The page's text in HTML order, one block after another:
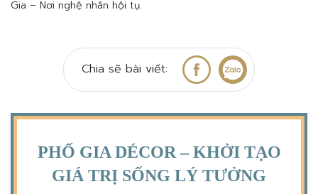
Gia – Nơi nghệ nhân hội tụ.
Chia sẽ bài viết:
PHỐ GIA DÉCOR – KHỞI TẠO
GIÁ TRỊ SỐNG LÝ TƯỞNG